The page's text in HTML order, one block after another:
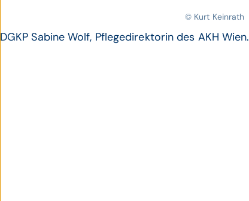
© Kurt Keinrath
DGKP Sabine Wolf, Pflegedirektorin des AKH Wien.